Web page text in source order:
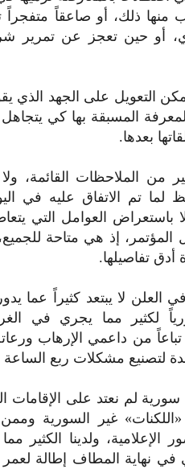
منها ذلك، أو صاعقاً
أو حين تعجز عن تمرير
التعويل على الجهد الذي
المسبقة بها كي
بعدها.‏
من الملاحظات القائمة،
لما تم الاتفاق عليه في
باستعراض العوامل التي
المؤتمر، إذ هي متاحة
تفاصيلها.‏
العلن لا يبتعد كثيراً عما
لكثير مما يجري في
تباعاً من داعمي الإرهاب
لتصنيع مشكلات ربع الساعة
سورية لم نعتد على الإقامات
غير السورية
الإعلامية، ولدينا
نهاية المطاف إطالة لعمر